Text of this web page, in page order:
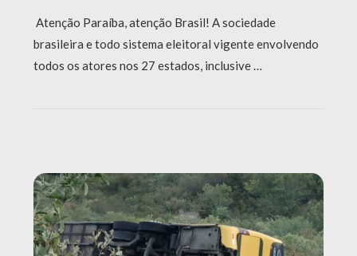
Atenção Paraíba, atenção Brasil! A sociedade
brasileira e todo sistema eleitoral vigente envolvendo
todos os atores nos 27 estados, inclusive …